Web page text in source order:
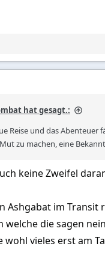
hat gesagt.:
Reise und das Abenteuer
zu machen, eine
keine Zweifel
Ashgabat im
welche die sagen
wohl vieles erst am